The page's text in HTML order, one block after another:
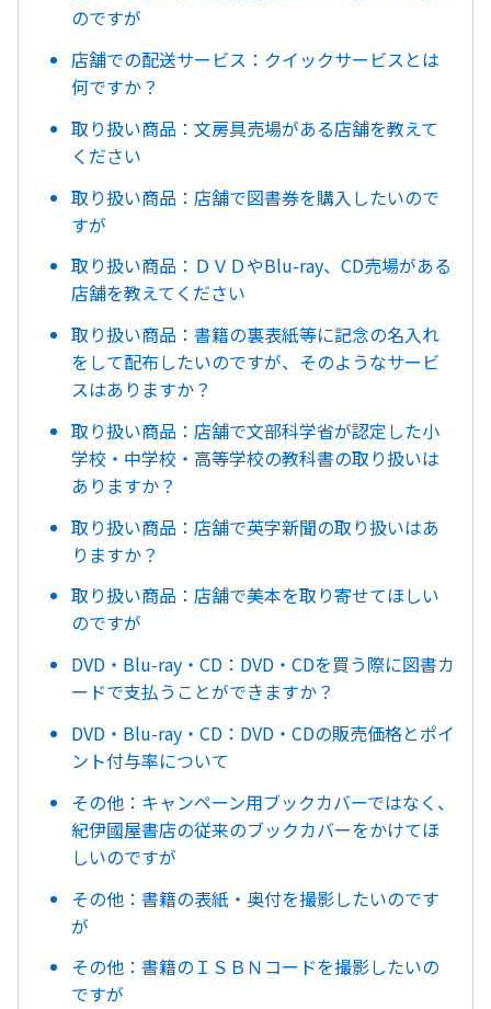
のですが
店舗での配送サービス：クイックサービスとは
何ですか？
取り扱い商品：文房具売場がある店舗を教えて
ください
取り扱い商品：店舗で図書券を購入したいので
すが
取り扱い商品：ＤＶＤやBlu-ray、CD売場がある
店舗を教えてください
取り扱い商品：書籍の裏表紙等に記念の名入れ
をして配布したいのですが、そのようなサービ
スはありますか？
取り扱い商品：店舗で文部科学省が認定した小
学校・中学校・高等学校の教科書の取り扱いは
ありますか？
取り扱い商品：店舗で英字新聞の取り扱いはあ
りますか？
取り扱い商品：店舗で美本を取り寄せてほしい
のですが
DVD・Blu-ray・CD：DVD・CDを買う際に図書カ
ードで支払うことができますか？
DVD・Blu-ray・CD：DVD・CDの販売価格とポイ
ント付与率について
その他：キャンペーン用ブックカバーではなく、
紀伊國屋書店の従来のブックカバーをかけてほ
しいのですが
その他：書籍の表紙・奥付を撮影したいのです
が
その他：書籍のＩＳＢＮコードを撮影したいの
ですが